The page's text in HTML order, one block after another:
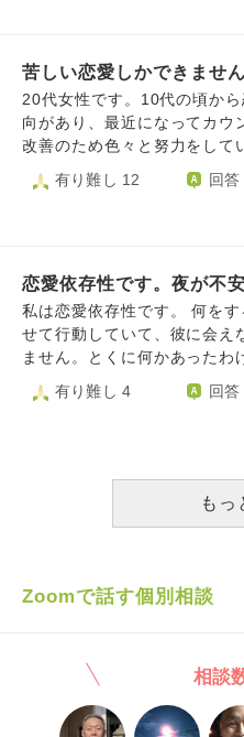
写っていた女の人がメイドカ
私はそれが悔しく今度はメイ
す。風俗も然り、本当はやり
ェで働こうとしてることは伝
のは正直計画通りなのです。
いです。その彼氏とは一回別
され、婚約しました。 愛さ
までのことも話し合って
てもらいました。好きですし
がたまに頭をよぎり全部やめ
ら消えたくなります。元カノ
かったよ！と言ってくれたの
たというのは非常に言いづら
んから依存になるのでしょう
がありません。うつ病になっ
いません。やり取りしたくな
症と不安障害があるので、依
苦しい恋愛しかできません
20代女性です。10代の頃か
向があり、最近になってカウ
改善のため色々と努力をして
と思っていますが、まだ恋愛
あります。 両親、特に母親との関係が良くなく、カウンセ
け入れられている時だけ忘れられます。
と相手にも同じように好きに
多くの場合そうはならない
るのを辞めたいです。 欲しいと思うと疲れるし苦しいの
有り難し 12 回答
恋愛依存性です。夜が不
私は恋愛依存性です。 何を
せて行動していて、彼に会え
ません。とくに何かあったわ
してるなどの愛情表現をされ
とすぐ不安になり。彼へ求めすぎ
くと反対され、いまだに結婚
彼の子供が思春期であり、彼
のように思っているから、そ
と子供とは後回し状態です。 1度話し合いを設け、なるべく
私の家に寄るようにすると言
ちらへ顔出してくれたり、趣
有り難し 4 回答
もっ
Zoomで話す個別相談
相談